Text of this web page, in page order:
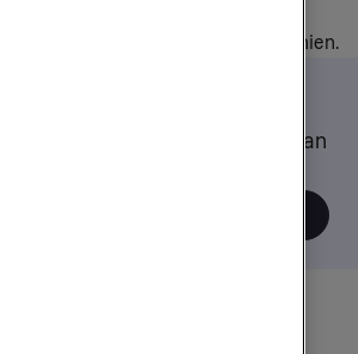
Monaco, Montenegro,
Schweiz, Serbien, Storbritannien.
gäng tips och råd om hur du kan